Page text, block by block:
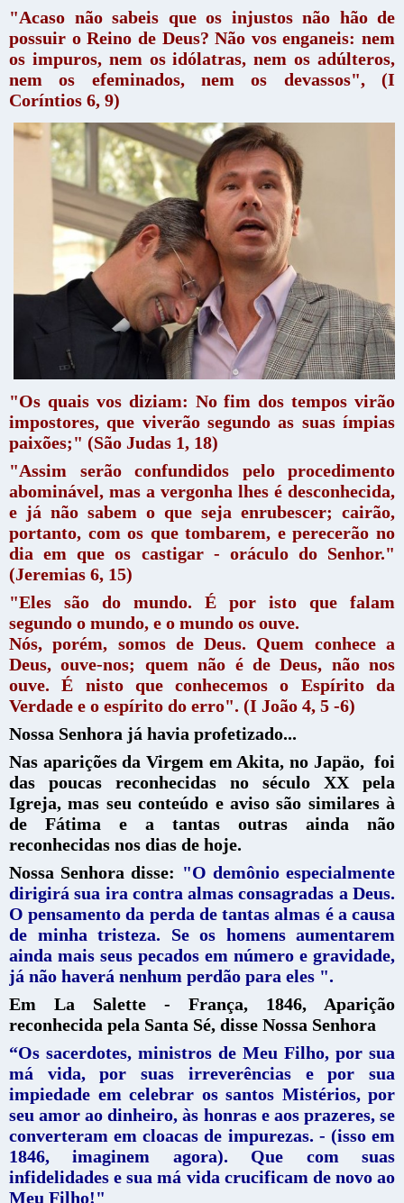
"Acaso não sabeis que os injustos não hão de
possuir o Reino de Deus? Não vos enganeis: nem
os impuros, nem os idólatras, nem os adúlteros,
nem os efeminados, nem os devassos", (I
Coríntios 6, 9)
"Os quais vos diziam: No fim dos tempos virão
impostores, que viverão segundo as suas ímpias
paixões;" (São Judas 1, 18)
"Assim serão confundidos pelo procedimento
abominável, mas a vergonha lhes é desconhecida,
e já não sabem o que seja enrubescer; cairão,
portanto, com os que tombarem, e perecerão no
dia em que os castigar - oráculo do Senhor."
(Jeremias 6, 15)
"Eles são do mundo. É por isto que falam
segundo o mundo, e o mundo os ouve.
Nós, porém, somos de Deus. Quem conhece a
Deus, ouve-nos; quem não é de Deus, não nos
ouve. É nisto que conhecemos o Espírito da
Verdade e o espírito do erro". (I João 4, 5 -6)
Nossa Senhora já havia profetizado...
Nas aparições da Virgem em Akita, no Japäo, foi
das poucas reconhecidas no século XX pela
Igreja, mas seu conteúdo e aviso são similares à
de Fátima e a tantas outras ainda não
reconhecidas nos dias de hoje.
Nossa Senhora disse: "O demônio especialmente
dirigirá sua ira contra almas consagradas a Deus.
O pensamento da perda de tantas almas é a causa
de minha tristeza. Se os homens aumentarem
ainda mais seus pecados em número e gravidade,
já não haverá nenhum perdão para eles ".
Em La Salette - França, 1846, Aparição
reconhecida pela Santa Sé, disse Nossa Senhora
“Os sacerdotes, ministros de Meu Filho, por sua
má vida, por suas irreverências e por sua
impiedade em celebrar os santos Mistérios, por
seu amor ao dinheiro, às honras e aos prazeres, se
converteram em cloacas de impurezas. - (isso em
1846, imaginem agora). Que com suas
infidelidades e sua má vida crucificam de novo ao
Meu Filho!"